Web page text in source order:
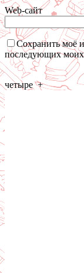
Web-сайт
Сохранить моё
последующих
четыре +